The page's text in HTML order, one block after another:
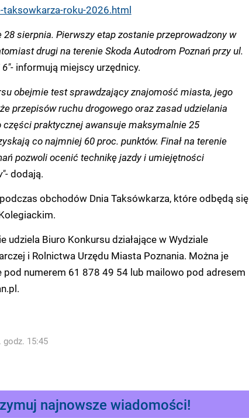
roku-2026.html
28 sierpnia. Pierwszy etap zostanie przeprowadzony w
drugi na terenie Skoda Autodrom Poznań przy ul.
informują miejscy urzędnicy.
obejmie test sprawdzający znajomość miasta, jego
przepisów ruchu drogowego oraz zasad udzielania
części praktycznej awansuje maksymalnie 25
co najmniej 60 proc. punktów. Finał na terenie
pozwoli ocenić technikę jazdy i umiejętności
dodają.
obchodów Dnia Taksówkarza, które odbędą się
udziela Biuro Konkursu działające w Wydziale
i Rolnictwa Urzędu Miasta Poznania. Można je
pod numerem 61 878 49 54 lub mailowo pod adresem
godz. 15:45
najnowsze wiadomości!